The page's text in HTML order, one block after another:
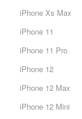
iPhone Xs Max
iPhone 11
iPhone 11 Pro
iPhone 12
iPhone 12 Max
iPhone 12 Mini